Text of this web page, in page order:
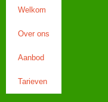
Welkom
Over ons
Aanbod
Tarieven